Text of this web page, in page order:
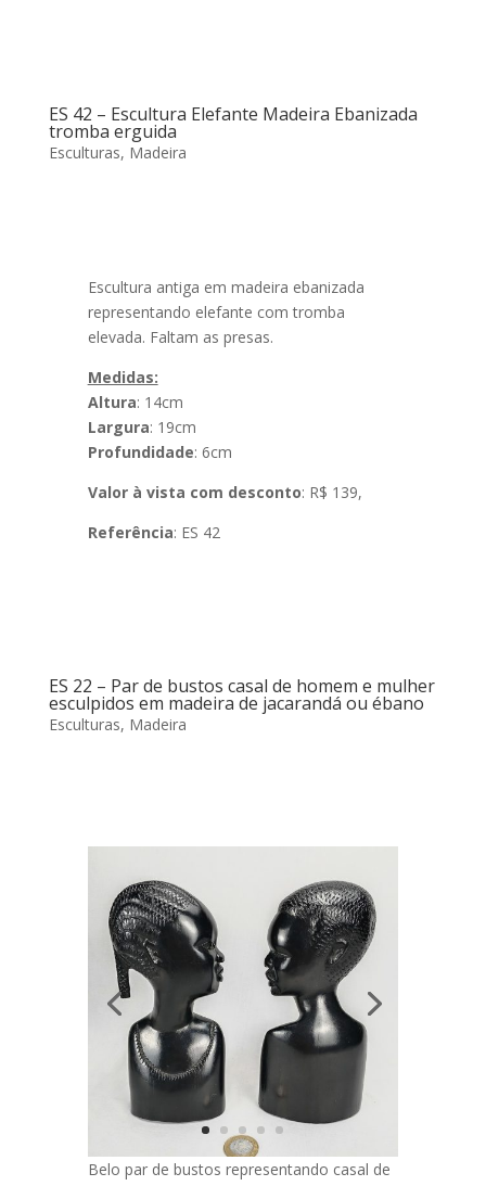
ES 42 – Escultura Elefante Madeira Ebanizada
tromba erguida
Esculturas, Madeira
Escultura antiga em madeira ebanizada
representando elefante com tromba
elevada. Faltam as presas.
Medidas:
Altura: 14cm
Largura: 19cm
Profundidade: 6cm
Valor à vista com desconto: R$ 139,
Referência: ES 42
ES 22 – Par de bustos casal de homem e mulher
esculpidos em madeira de jacarandá ou ébano
Esculturas, Madeira
Belo par de bustos representando casal de